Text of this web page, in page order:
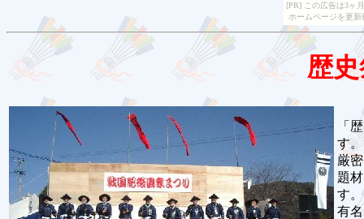
[PR] この広告は3ヶ
ホームページを更
歴
「
す。
厳
題
す。
有